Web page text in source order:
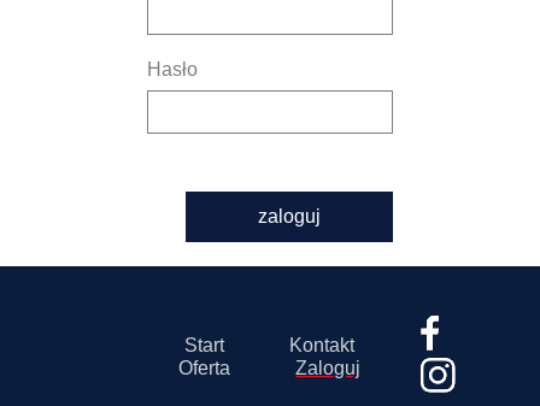
Hasło
zaloguj
Start
Kontakt
Oferta
Zaloguj